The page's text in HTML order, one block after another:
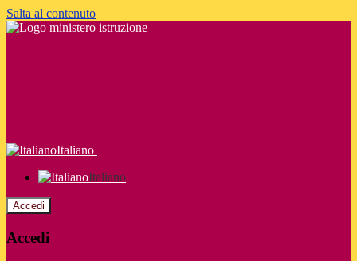
Salta al contenuto
Italiano
Italiano
Accedi
Accedi